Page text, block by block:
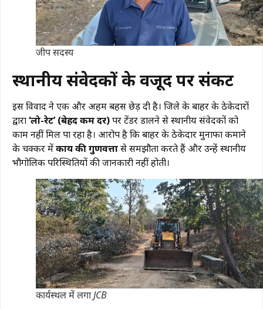
जीप सदस्य
स्थानीय संवेदकों के वजूद पर संकट
​इस विवाद ने एक और अहम बहस छेड़ दी है। जिले के बाहर के ठेकेदारों
द्वारा‘लो-रेट’ (बेहद कम दर)पर टेंडर डालने से स्थानीय संवेदकों को
काम नहीं मिल पा रहा है। आरोप है कि बाहर के ठेकेदार मुनाफा कमाने
के चक्कर मेंकार्य की गुणवत्तासे समझौता करते हैं और उन्हें स्थानीय
भौगोलिक परिस्थितियों की जानकारी नहीं होती।
कार्यस्थल में लगा JCB